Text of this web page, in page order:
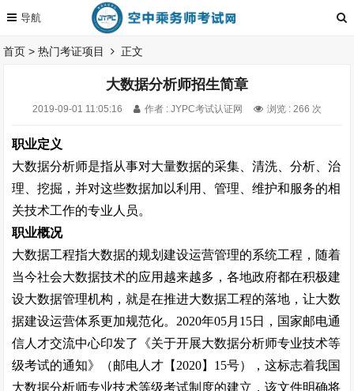
首页 >热门考证项目 正文
大数据分析师招生简章
2019-09-01 11:05:16 作者 : JYPC考试认证网 浏览 : 266 次
职业定义
大数据分析师是指从事对大量数据的采集、清洗、分析、治
理、挖掘，并对这些数据加以利用、管理、维护和服务的相
关技术工作的专业人员。
职业概况
大数据工程指大数据的规划建设运营管理的系统工程，随着
当今社会大数据技术的应用越来越多，各地政府都在积极建
设大数据管理机构，就是在推进大数据工程的落地，让大数
据建设运营体系更加规范化。 2020年05月 15日，国家邮电通
信人才交流中心印发了《关于开展大数据分析师专业技术等
级考试的通知》（邮电人才【 2020】 15号），这标志着我国
大数据分析师专业技术等级考试制度的建立，该文件明确将